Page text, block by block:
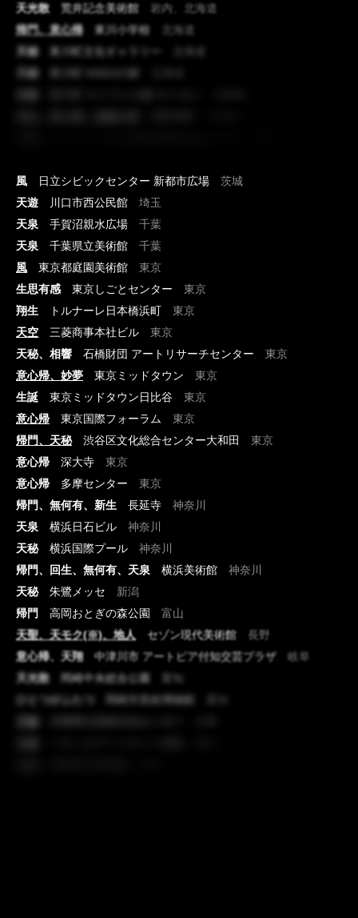
天光散 荒井記念美術館
岩内、北海道
帰門、意心帰東川小学校
北海道
天秘 東川町文化ギャラリー
天秘
風 日立シビックセンター 新都市広場 茨城
天遊 川口市西公民館 埼玉
天泉 手賀沼親水広場 千葉
天泉 千葉県立美術館 千葉
風 東京都庭園美術館 東京
生思有感 東京しごとセンター 東京
翔生 トルナーレ日本橋浜町 東京
天空 三菱商事本社ビル 東京
天秘、相響 石橋財団 アートリサーチセンター 東京
意心帰、妙夢 東京ミッドタウン 東京
生誕 東京ミッドタウン日比谷 東京
意心帰 東京国際フォーラム 東京
帰門、天秘渋谷区文化総合センター大和田 東京
意心帰 深大寺 東京
意心帰 多摩センター 東京
帰門、無何有、新生 長延寺 神奈川
天泉 横浜日石ビル 神奈川
天秘横浜国際プール 神奈川
帰門、回生、無何有、天泉 横浜美術館 神奈川
天秘朱鷺メッセ 新潟
帰門
高岡おとぎの森公園 富山
天聖、天モク(※)、地人 セゾン現代美術館 長野
意心帰、天翔中津川市 アートピア付知交芸プラザ 岐阜
天光散 岡崎中央総合公園
ひとつがふたつ
岡崎市美術博物館